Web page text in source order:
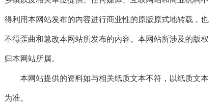
得利用本网站发布的内容进行商业性的原版原式地转载，也
不得歪曲和篡改本网站所发布的内容。本网站所涉及的版权
归本网站所属。
本网站提供的资料如与相关纸质文本不符，以纸质文本
为准。